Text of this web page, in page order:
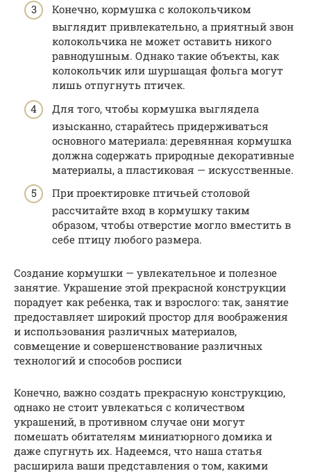
Конечно, кормушка с колокольчиком
выглядит привлекательно, а приятный звон
колокольчика не может оставить никого
равнодушным. Однако такие объекты, как
колокольчик или шуршащая фольга могут
лишь отпугнуть птичек.
Для того, чтобы кормушка выглядела
изысканно, старайтесь придерживаться
основного материала: деревянная кормушка
должна содержать природные декоративные
материалы, а пластиковая — искусственные.
При проектировке птичьей столовой
рассчитайте вход в кормушку таким
образом, чтобы отверстие могло вместить в
себе птицу любого размера.
Создание кормушки — увлекательное и полезное
занятие. Украшение этой прекрасной конструкции
порадует как ребенка, так и взрослого: так, занятие
предоставляет широкий простор для воображения
и использования различных материалов,
совмещение и совершенствование различных
технологий и способов росписи
Конечно, важно создать прекрасную конструкцию,
однако не стоит увлекаться с количеством
украшений, в противном случае они могут
помешать обитателям миниатюрного домика и
даже спугнуть их. Надеемся, что наша статья
расширила ваши представления о том, какими